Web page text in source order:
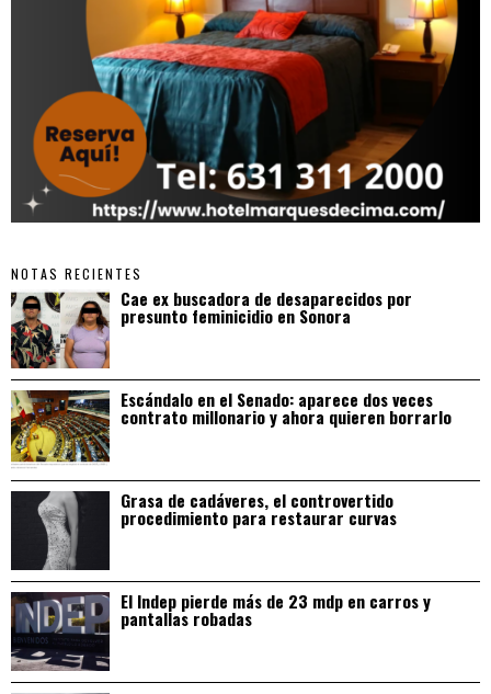
NOTAS RECIENTES
Cae ex buscadora de desaparecidos por
presunto feminicidio en Sonora
Escándalo en el Senado: aparece dos veces
contrato millonario y ahora quieren borrarlo
Grasa de cadáveres, el controvertido
procedimiento para restaurar curvas
El Indep pierde más de 23 mdp en carros y
pantallas robadas